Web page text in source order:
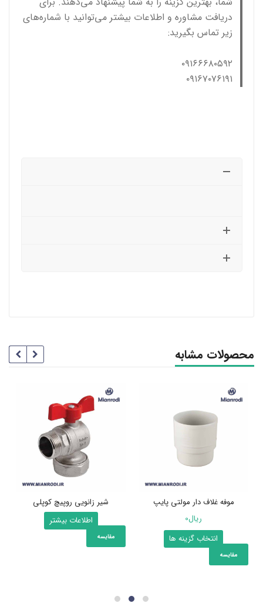
دریافت مشاوره و اطلاعات بیشتر می‌توانید با شماره‌های
زیر تماس بگیرید:
۰۹۱۶۶۶۸۰۵۹۲
۰۹۱۶۷۰۷۶۱۹۱
محصولات مشابه
موفه غلاف دار مولتی پایپ
ریال0
انتخاب گزینه ها
محصول
مقایسه
شیر زانویی روپیچ کوپلی
اطلاعات بیشتر
مقایسه